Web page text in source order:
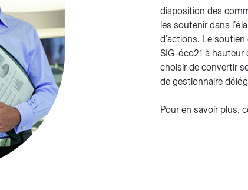
disposition des
les soutenir dans
d’actions. Le
SIG-éco21 à
choisir de convertir
de gestionnaire
Pour en savoir plus,